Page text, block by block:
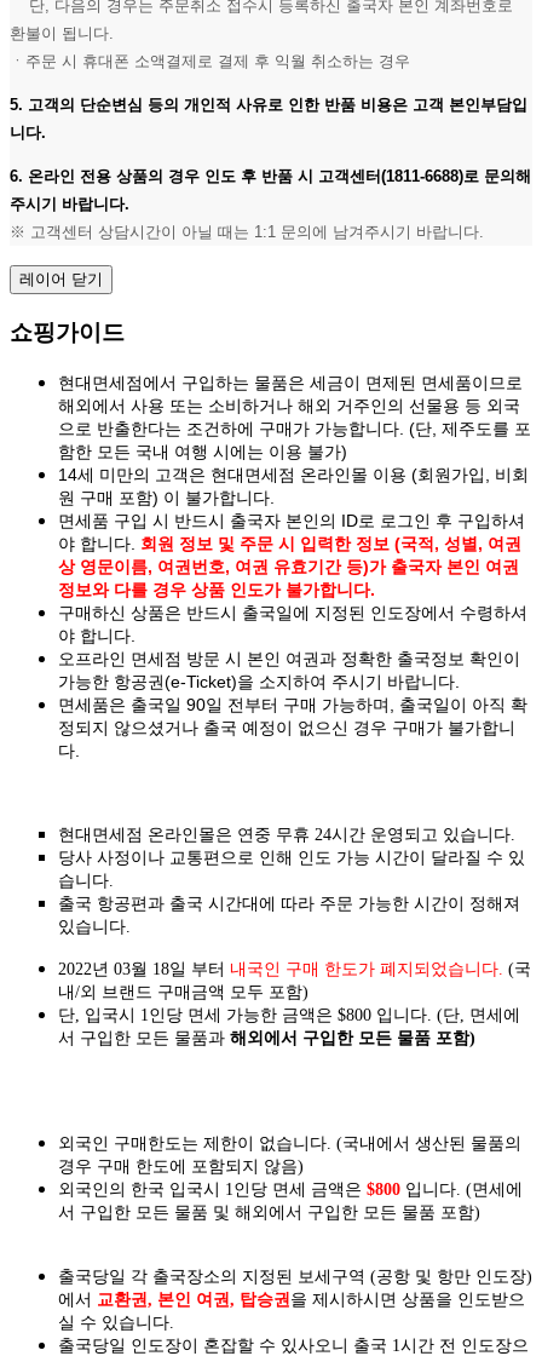
단, 다음의 경우는 주문취소 접수시 등록하신 출국자 본인 계좌번호로
환불이 됩니다.
ㆍ주문 시 휴대폰 소액결제로 결제 후 익월 취소하는 경우
5. 고객의 단순변심 등의 개인적 사유로 인한 반품 비용은 고객 본인부담입
니다.
6. 온라인 전용 상품의 경우 인도 후 반품 시 고객센터(1811-6688)로 문의해
주시기 바랍니다.
※ 고객센터 상담시간이 아닐 때는 1:1 문의에 남겨주시기 바랍니다.
레이어 닫기
쇼핑가이드
현대면세점에서 구입하는 물품은 세금이 면제된 면세품이므로
해외에서 사용 또는 소비하거나 해외 거주인의 선물용 등 외국
으로 반출한다는 조건하에 구매가 가능합니다. (단, 제주도를 포
함한 모든 국내 여행 시에는 이용 불가)
14세 미만의 고객은 현대면세점 온라인몰 이용 (회원가입, 비회
원 구매 포함) 이 불가합니다.
면세품 구입 시 반드시 출국자 본인의 ID로 로그인 후 구입하셔
야 합니다. 회원 정보 및 주문 시 입력한 정보 (국적, 성별, 여권
상 영문이름, 여권번호, 여권 유효기간 등)가 출국자 본인 여권
정보와 다를 경우 상품 인도가 불가합니다.
구매하신 상품은 반드시 출국일에 지정된 인도장에서 수령하셔
야 합니다.
오프라인 면세점 방문 시 본인 여권과 정확한 출국정보 확인이
가능한 항공권(e-Ticket)을 소지하여 주시기 바랍니다.
면세품은 출국일 90일 전부터 구매 가능하며, 출국일이 아직 확
정되지 않으셨거나 출국 예정이 없으신 경우 구매가 불가합니
다.
현대면세점 온라인몰은 연중 무휴 24시간 운영되고 있습니다.
당사 사정이나 교통편으로 인해 인도 가능 시간이 달라질 수 있
습니다.
출국 항공편과 출국 시간대에 따라 주문 가능한 시간이 정해져
있습니다.
2022년 03월 18일 부터 내국인 구매 한도가 폐지되었습니다. (국
내/외 브랜드 구매금액 모두 포함)
단, 입국시 1인당 면세 가능한 금액은 $800 입니다. (단, 면세에
서 구입한 모든 물품과 해외에서 구입한 모든 물품 포함)
외국인 구매한도는 제한이 없습니다. (국내에서 생산된 물품의
경우 구매 한도에 포함되지 않음)
외국인의 한국 입국시 1인당 면세 금액은 $800 입니다. (면세에
서 구입한 모든 물품 및 해외에서 구입한 모든 물품 포함)
출국당일 각 출국장소의 지정된 보세구역 (공항 및 항만 인도장)
에서 교환권, 본인 여권, 탑승권 을 제시하시면 상품을 인도 받으
실 수 있습니다.
출국당일 인도장이 혼잡할 수 있사오니 출국 1시간 전 인도장으